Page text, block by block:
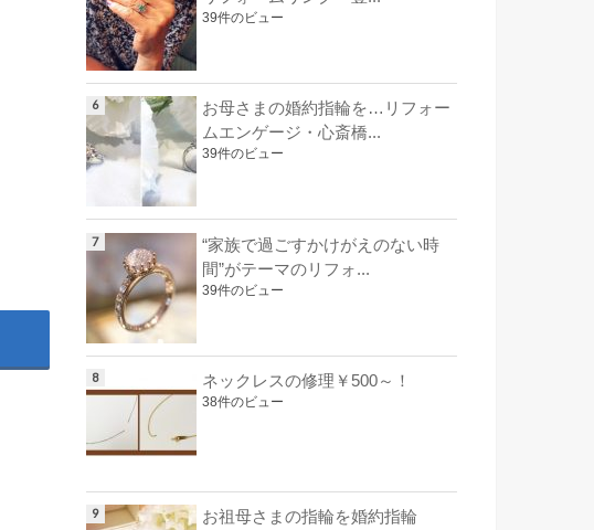
39件のビュー
お母さまの婚約指輪を…リフォー
ムエンゲージ・心斎橋...
39件のビュー
“家族で過ごすかけがえのない時
間”がテーマのリフォ...
39件のビュー
ネックレスの修理￥500～！
38件のビュー
お祖母さまの指輪を婚約指輪